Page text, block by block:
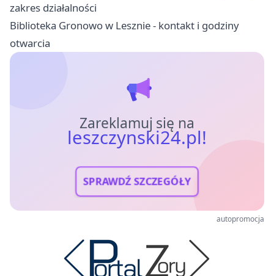
zakres działalności
Biblioteka Gronowo w Lesznie - kontakt i godziny
otwarcia
Zareklamuj się na
leszczynski24.pl!
SPRAWDŹ SZCZEGÓŁY
autopromocja